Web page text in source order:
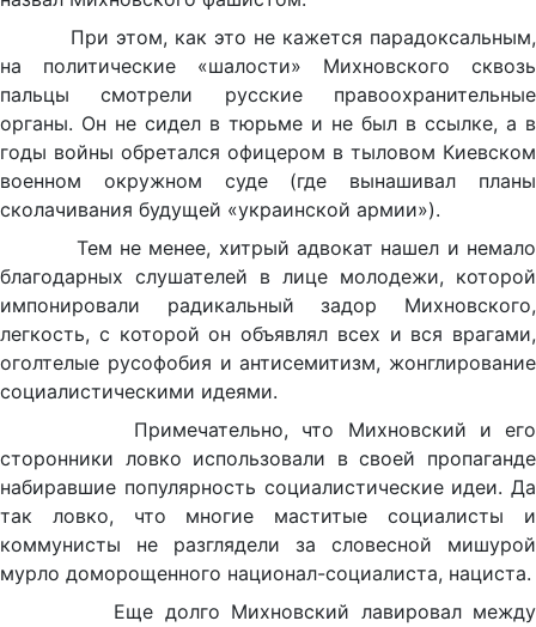
При этом, как это не кажется парадоксальным,
на политические «шалости» Михновского сквозь
пальцы смотрели русские правоохранительные
органы. Он не сидел в тюрьме и не был в ссылке, а в
годы войны обретался офицером в тыловом Киевском
военном окружном суде (где вынашивал планы
сколачивания будущей «украинской армии»).
Тем не менее, хитрый адвокат нашел и немало
благодарных слушателей в лице молодежи, которой
импонировали радикальный задор Михновского,
легкость, с которой он объявлял всех и вся врагами,
оголтелые русофобия и антисемитизм, жонглирование
социалистическими идеями.
Примечательно, что Михновский и его
сторонники ловко использовали в своей пропаганде
набиравшие популярность социалистические идеи. Да
так ловко, что многие маститые социалисты и
коммунисты не разглядели за словесной мишурой
мурло доморощенного национал-социалиста, нациста.
Еще долго Михновский лавировал между